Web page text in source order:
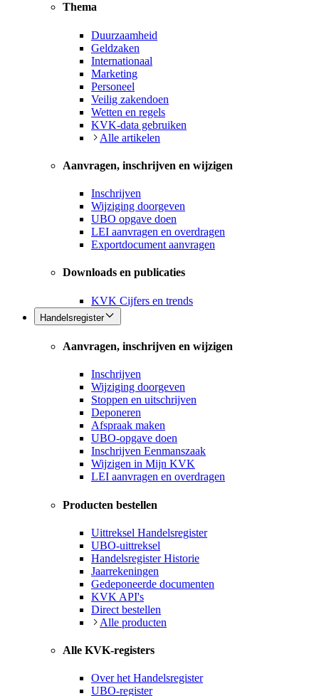
Thema
Duurzaamheid
Geldzaken
Internationaal
Marketing
Personeel
Veilig zakendoen
Wetten en regels
KVK-data gebruiken
Alle artikelen
Aanvragen, inschrijven en wijzigen
Inschrijven
Wijziging doorgeven
UBO opgave doen
LEI aanvragen en overdragen
Exportdocument aanvragen
Downloads en publicaties
KVK Cijfers en trends
Handelsregister
Aanvragen, inschrijven en wijzigen
Inschrijven
Wijziging doorgeven
Stoppen en uitschrijven
Deponeren
Afspraak maken
UBO-opgave doen
Inschrijven Eenmanszaak
Wijzigen in Mijn KVK
LEI aanvragen en overdragen
Producten bestellen
Uittreksel Handelsregister
UBO-uittreksel
Handelsregister Historie
Jaarrekeningen
Gedeponeerde documenten
KVK API's
Direct bestellen
Alle producten
Alle KVK-registers
Over het Handelsregister
UBO-register